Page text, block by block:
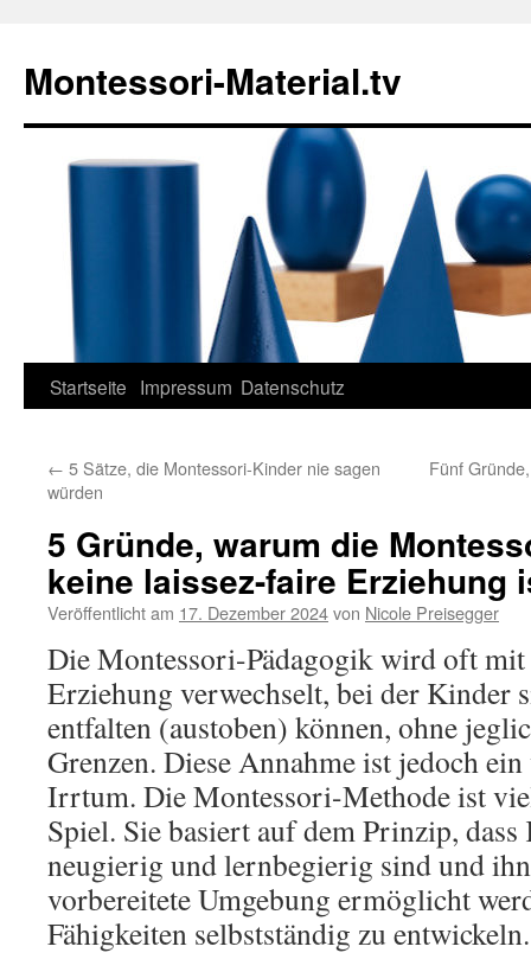
springen
Montessori-Material.tv
Startseite Impressum Datenschutz
← 5 Sätze, die Montessori-Kinder nie sagen
würden
Fünf
5 Gründe, warum die
keine laissez-faire Erziehung
Veröffentlicht am 17. Dezember 2024von Nicole Preisegger
Die Montessori-Pädagogik wird oft mit
Erziehung verwechselt, bei der Kinder
entfalten (austoben) können, ohne
Grenzen. Diese Annahme ist jedoch
Irrtum. Die Montessori-Methode ist
Spiel. Sie basiert auf dem Prinzip,
neugierig und lernbegierig sind und
vorbereitete Umgebung ermöglicht
Fähigkeiten selbstständig zu entwickeln.